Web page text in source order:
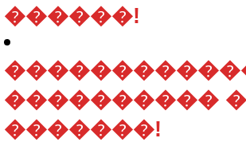
������!
����������
�������!